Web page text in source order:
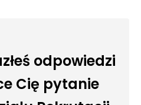
odpowiedzi
Cię pytanie